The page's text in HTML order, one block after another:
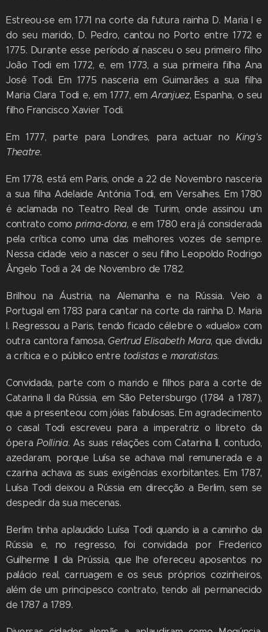
Estreou-se em 1771 na corte da futura rainha D. Maria I e
do seu marido, D. Pedro, cantou no Porto entre 1772 e
1775. Durante esse período aí nasceu o seu primeiro filho
João Todi em 1772, e, em 1773, a sua primeira filha Ana
José Todi. Em 1775 nasceria em Guimarães a sua filha
Maria Clara Todi e, em 1777, emAranjuez, Espanha, o seu
filho Francisco Xavier Todi.
Em 1777, parte para Londres, para actuar no King's
Theatre.
Em 1778, está em Paris, onde a 22 de Novembro nasceria
a sua filha Adelaide Antónia Todi, em Versalhes. Em 1780
é aclamada no Teatro Real de Turim, onde assinou um
contrato comoprima-dona, e em 1780 era já considerada
pela crítica como uma das melhores vozes de sempre.
Nessa cidade veio a nascer o seu filho Leopoldo Rodrigo
Ângelo Todi a 24 de Novembro de 1782.
Brilhou na Áustria, na Alemanha e na Rússia. Veio a
Portugal em 1783 para cantar na corte da rainha D. Maria
I. Regressou a Paris, tendo ficado célebre o «duelo» com
outra cantora famosa, Gertrud Elisabeth Mara, que dividiu
a crítica e o público entre todistase maratistas.
Convidada, parte com o marido e filhos para a corte de
Catarina II da Rússia, em São Petersburgo (1784 a 1787),
que a presenteou com jóias fabulosas. Em agradecimento
o casal Todi escreveu para a imperatriz o libreto da
óperaPollinia. As suas relações com Catarina II, contudo,
azedaram, porque Luísa se achava mal remunerada e a
czarina achava as suas exigências exorbitantes. Em 1787,
Luísa Todi deixou a Rússia em direcção a Berlim, sem se
despedir da sua mecenas.
Berlim tinha aplaudido Luísa Todi quando ia a caminho da
Rússia e, no regresso, foi convidada por Frederico
Guilherme II da Prússia, que lhe ofereceu aposentos no
palácio real, carruagem e os seus próprios cozinheiros,
além de um principesco contrato, tendo ali permanecido
de 1787 a 1789.